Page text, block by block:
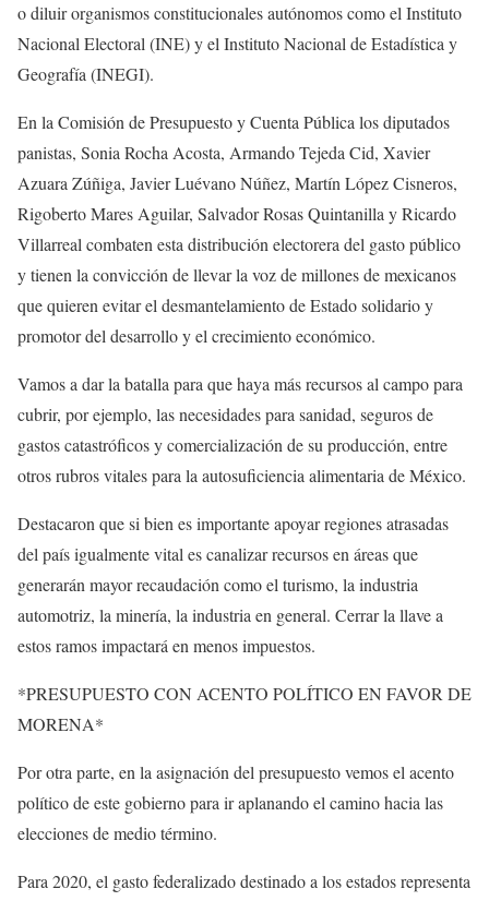
o diluir organismos constitucionales autónomos como el Instituto
Nacional Electoral (INE) y el Instituto Nacional de Estadística y
Geografía (INEGI).
En la Comisión de Presupuesto y Cuenta Pública los diputados
panistas, Sonia Rocha Acosta, Armando Tejeda Cid, Xavier
Azuara Zúñiga, Javier Luévano Núñez, Martín López Cisneros,
Rigoberto Mares Aguilar, Salvador Rosas Quintanilla y Ricardo
Villarreal combaten esta distribución electorera del gasto público
y tienen la convicción de llevar la voz de millones de mexicanos
que quieren evitar el desmantelamiento de Estado solidario y
promotor del desarrollo y el crecimiento económico.
Vamos a dar la batalla para que haya más recursos al campo para
cubrir, por ejemplo, las necesidades para sanidad, seguros de
gastos catastróficos y comercialización de su producción, entre
otros rubros vitales para la autosuficiencia alimentaria de México.
Destacaron que si bien es importante apoyar regiones atrasadas
del país igualmente vital es canalizar recursos en áreas que
generarán mayor recaudación como el turismo, la industria
automotriz, la minería, la industria en general. Cerrar la llave a
estos ramos impactará en menos impuestos.
*PRESUPUESTO CON ACENTO POLÍTICO EN FAVOR DE
MORENA*
Por otra parte, en la asignación del presupuesto vemos el acento
político de este gobierno para ir aplanando el camino hacia las
elecciones de medio término.
Para 2020, el gasto federalizado destinado a los estados representa